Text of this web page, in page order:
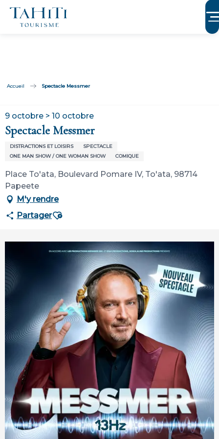
Aller
contenu
Accueil Spectacle Messmer
9 octobre > 10 octobre
Spectacle Messmer
DISTRACTIONS ET LOISIRS
SPECTACLE
ONE MAN SHOW / ONE WOMAN SHOW
COMIQUE
Place To'ata, Boulevard Pomare IV, To'ata, 98714
Papeete
M'y rendre
PartagerAjouter aux favoris